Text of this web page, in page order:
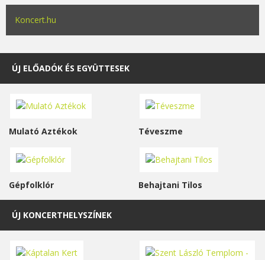
Koncert.hu
ÚJ ELŐADÓK ÉS EGYÜTTESEK
Mulató Aztékok Téveszme
Gépfolklór Behajtani Tilos
ÚJ KONCERTHELYSZÍNEK